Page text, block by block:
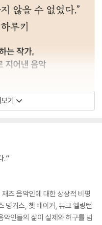
기
.”
즈 음악인에 대한 상상적 비평
밍거스, 쳇 베이커, 듀크 엘링턴
인들의 삶이 실제와 허구를 넘